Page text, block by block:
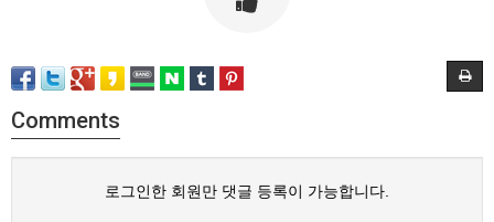
Comments
로그인한 회원만 댓글 등록이 가능합니다.